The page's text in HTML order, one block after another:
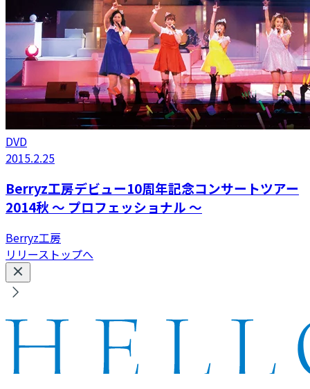
DVD
2015.2.25
Berryz工房デビュー10周年記念コンサートツアー
2014秋 〜 プロフェッショナル 〜
Berryz工房
リリーストップへ